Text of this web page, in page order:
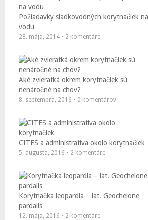
Požiadavky sladkovodných korytnačiek na
vodu
28. mája, 2014 • 2 komentáre
Aké zvieratká okrem korytnačiek sú
nenáročné na chov?
8. septembra, 2016 • 0 komentárov
CITES a administratíva okolo korytnačiek
5. augusta, 2016 • 2 komentáre
Korytnačka leopardia – lat. Geochelone
pardalis
12. mája, 2016 • 2 komentáre